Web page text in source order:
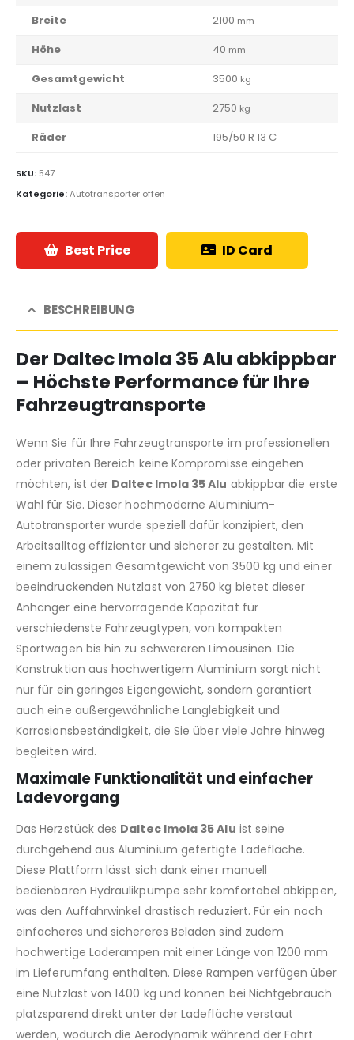
Breite 2100 mm
Höhe 40 mm
Gesamtgewicht 3500 kg
Nutzlast 2750 kg
Räder 195/50 R 13 C
SKU: 547
Kategorie:Autotransporter offen
Best Price ID Card
BESCHREIBUNG
Der Daltec Imola 35 Alu abkippbar
– Höchste Performance für Ihre
Fahrzeugtransporte
Wenn Sie für Ihre Fahrzeugtransporte im professionellen
oder privaten Bereich keine Kompromisse eingehen
möchten, ist der Daltec Imola 35 Alu abkippbar die erste
Wahl für Sie. Dieser hochmoderne Aluminium-
Autotransporter wurde speziell dafür konzipiert, den
Arbeitsalltag effizienter und sicherer zu gestalten. Mit
einem zulässigen Gesamtgewicht von 3500 kg und einer
beeindruckenden Nutzlast von 2750 kg bietet dieser
Anhänger eine hervorragende Kapazität für
verschiedenste Fahrzeugtypen, von kompakten
Sportwagen bis hin zu schwereren Limousinen. Die
Konstruktion aus hochwertigem Aluminium sorgt nicht
nur für ein geringes Eigengewicht, sondern garantiert
auch eine außergewöhnliche Langlebigkeit und
Korrosionsbeständigkeit, die Sie über viele Jahre hinweg
begleiten wird.
Maximale Funktionalität und einfacher
Ladevorgang
Das Herzstück des Daltec Imola 35 Alu ist seine
durchgehend aus Aluminium gefertigte Ladefläche.
Diese Plattform lässt sich dank einer manuell
bedienbaren Hydraulikpumpe sehr komfortabel abkippen,
was den Auffahrwinkel drastisch reduziert. Für ein noch
einfacheres und sichereres Beladen sind zudem
hochwertige Laderampen mit einer Länge von 1200 mm
im Lieferumfang enthalten. Diese Rampen verfügen über
eine Nutzlast von 1400 kg und können bei Nichtgebrauch
platzsparend direkt unter der Ladefläche verstaut
werden, wodurch die Aerodynamik während der Fahrt